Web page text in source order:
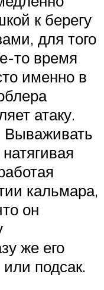
к берегу
для того
то время
именно в
атаку.
Вываживать
кальмара,
он
же его
подсак.